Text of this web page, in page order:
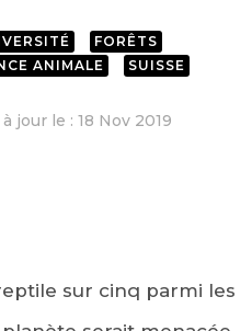
FORÊTS
ANIMALE SUISSE
jour le : 18 Nov 2019
FACEBOOK
SUR LINKEDIN
sur cinq parmi les